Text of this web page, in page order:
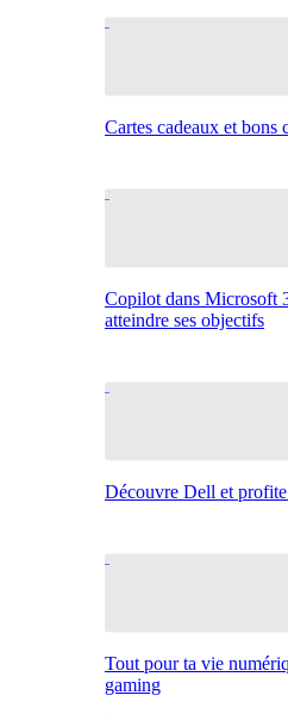
Cartes cadeaux et bons
Copilot dans Microsoft
atteindre ses objectifs
Découvre Dell et
Tout pour ta vie
gaming